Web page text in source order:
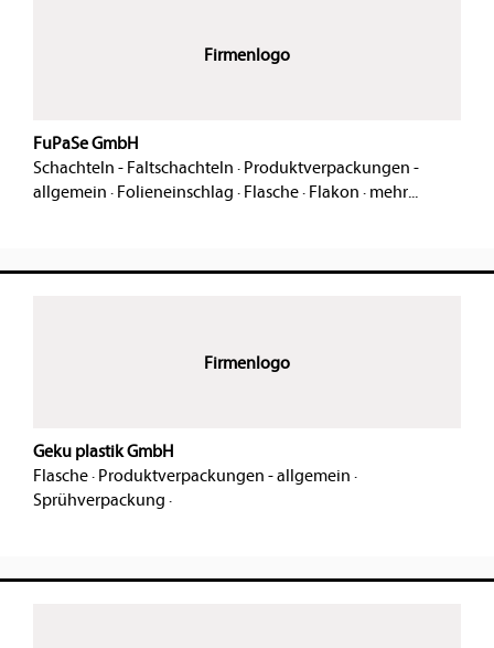
Firmenlogo
FuPaSe GmbH
Schachteln - Faltschachteln · Produktverpackungen -
allgemein · Folieneinschlag · Flasche· Flakon · mehr...
Firmenlogo
Geku plastik GmbH
Flasche· Produktverpackungen - allgemein ·
Sprühverpackung ·